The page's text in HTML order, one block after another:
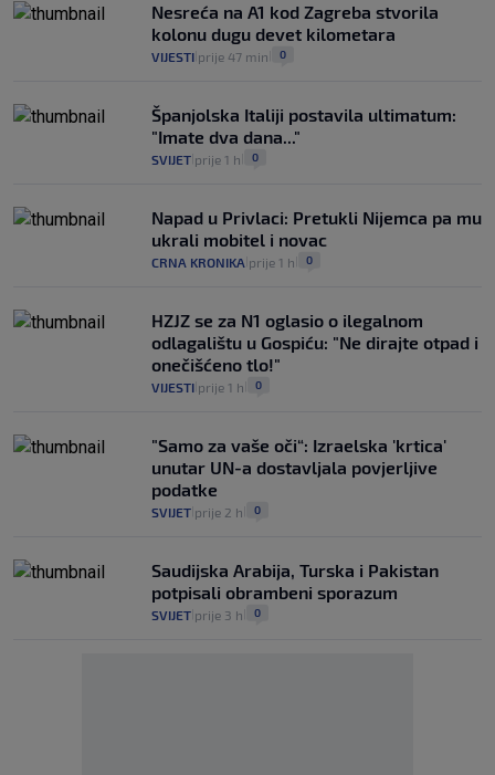
Nesreća na A1 kod Zagreba stvorila
kolonu dugu devet kilometara
VIJESTI prije 47 min 0
Španjolska Italiji postavila ultimatum:
"Imate dva dana..."
SVIJET prije 1 h 0
Napad u Privlaci: Pretukli Nijemca pa mu
ukrali mobitel i novac
CRNA KRONIKA prije 1 h 0
HZJZ se za N1 oglasio o ilegalnom
odlagalištu u Gospiću: "Ne dirajte otpad i
onečišćeno tlo!"
VIJESTI prije 1 h 0
"Samo za vaše oči“: Izraelska 'krtica'
unutar UN-a dostavljala povjerljive
podatke
SVIJET prije 2 h 0
Saudijska Arabija, Turska i Pakistan
potpisali obrambeni sporazum
SVIJET prije 3 h 0